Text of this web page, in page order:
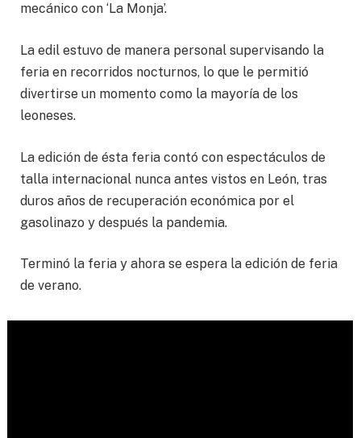
mecánico con ‘La Monja’.
La edil estuvo de manera personal supervisando la
feria en recorridos nocturnos, lo que le permitió
divertirse un momento como la mayoría de los
leoneses.
La edición de ésta feria contó con espectáculos de
talla internacional nunca antes vistos en León, tras
duros años de recuperación económica por el
gasolinazo y después la pandemia.
Terminó la feria y ahora se espera la edición de feria
de verano.